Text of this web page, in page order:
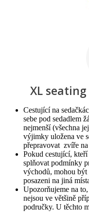
XL seating
Cestující na
sebe pod sedadlem
nejmenší (všechna
výjimky uložena ve
přepravovat zvíře na
Pokud cestující,
splňovat podmínky
východů, mohou být
posazeni na jiná
Upozorňujeme na
nejsou ve většině
područky. U těchto